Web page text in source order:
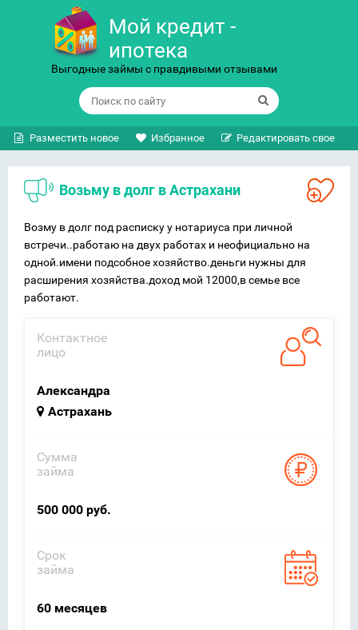
Мой кредит -
ипотека
Выгодные займы с правдивыми отзывами
Разместить новое Избранное Редактировать свое
Возьму в долг в Астрахани
Возму в долг под расписку у нотариуса при личной
встречи..работаю на двух работах и неофициально на
одной.имени подсобное хозяйство.деньги нужны для
расширения хозяйства.доход мой 12000,в семье все
работают.
Контактное
лицо
Александра
Астрахань
Сумма
займа
500 000 руб.
Срок
займа
60 месяцев